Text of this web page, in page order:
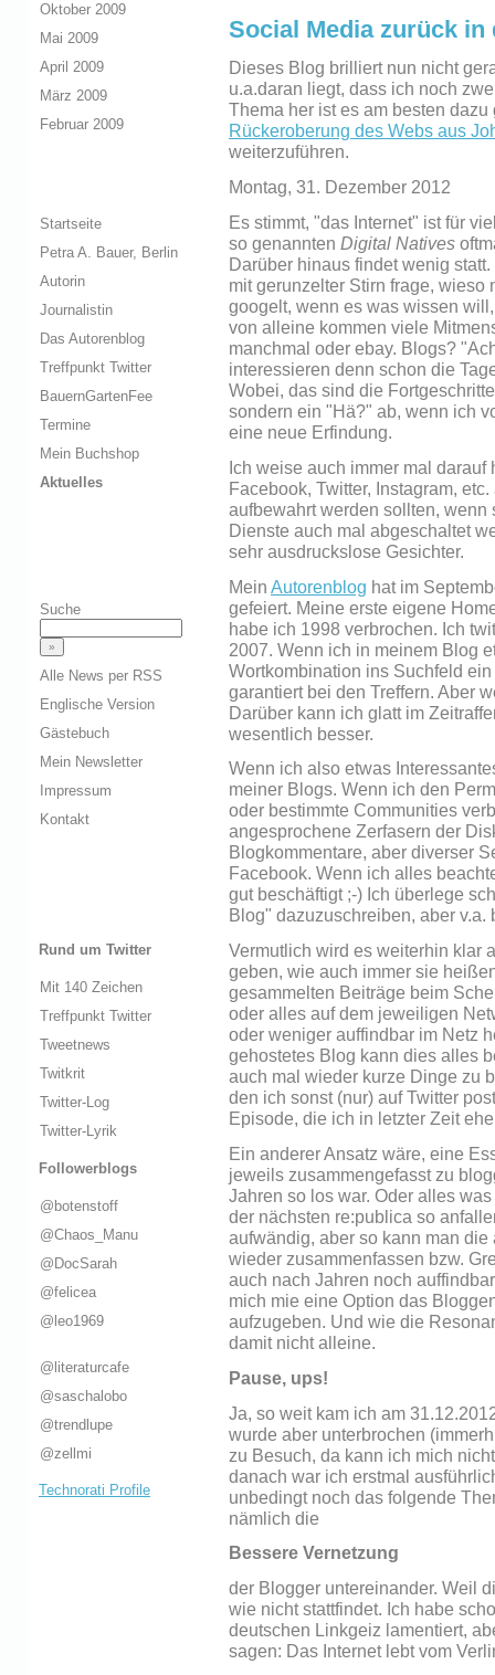
Social Media zurück in
Dieses Blog brilliert nun nicht
u.a.daran liegt, dass ich noch
Thema her ist es am besten
Rückeroberung des Webs aus
weiterzuführen.
Montag, 31. Dezember 2012
Es stimmt, "das Internet" ist für
so genannten Digital Natives
Darüber hinaus findet wenig
mit gerunzelter Stirn frage, wieso
googelt, wenn es was wissen
von alleine kommen viele
manchmal oder ebay. Blogs?
interessieren denn schon die
Wobei, das sind die
sondern ein "Hä?" ab, wenn ich
eine neue Erfindung.
Ich weise auch immer mal
Facebook, Twitter, Instagram,
aufbewahrt werden sollten,
Dienste auch mal abgeschaltet
sehr ausdruckslose Gesichter.
Mein Autorenblog hat im
gefeiert. Meine erste eigene
habe ich 1998 verbrochen. Ich
2007. Wenn ich in meinem Blog
Wortkombination ins Suchfeld
garantiert bei den Treffern. Aber
Darüber kann ich glatt im
wesentlich besser.
Wenn ich also etwas
meiner Blogs. Wenn ich den
oder bestimmte Communities
angesprochene Zerfasern der
Blogkommentare, aber diverser
Facebook. Wenn ich alles
gut beschäftigt ;-) Ich überlege
Blog" dazuzuschreiben, aber
Vermutlich wird es weiterhin klar
geben, wie auch immer sie
gesammelten Beiträge beim
oder alles auf dem jeweiligen
oder weniger auffindbar im Netz
gehostetes Blog kann dies alles
auch mal wieder kurze Dinge zu
den ich sonst (nur) auf Twitter
Episode, die ich in letzter Zeit
Ein anderer Ansatz wäre, eine
jeweils zusammengefasst zu
Jahren so los war. Oder alles
der nächsten re:publica so
aufwändig, aber so kann man
wieder zusammenfassen bzw.
auch nach Jahren noch
mich mie eine Option das
aufzugeben. Und wie die
damit nicht alleine.
Pause, ups!
Ja, so weit kam ich am
wurde aber unterbrochen
zu Besuch, da kann ich mich
danach war ich erstmal
unbedingt noch das folgende
nämlich die
Bessere Vernetzung
der Blogger untereinander. Weil
wie nicht stattfindet. Ich habe
deutschen Linkgeiz lamentiert,
sagen: Das Internet lebt vom
Oktober 2009
Mai 2009
April 2009
März 2009
Februar 2009
Startseite
Petra A. Bauer, Berlin
Autorin
Journalistin
Das Autorenblog
Treffpunkt Twitter
BauernGartenFee
Termine
Mein Buchshop
Aktuelles
Suche
Alle News per RSS
Englische Version
Gästebuch
Mein Newsletter
Impressum
Kontakt
Rund um Twitter
Mit 140 Zeichen
Treffpunkt Twitter
Tweetnews
Twitkrit
Twitter-Log
Twitter-Lyrik
Followerblogs
@botenstoff
@Chaos_Manu
@DocSarah
@felicea
@leo1969
@literaturcafe
@saschalobo
@trendlupe
@zellmi
Technorati Profile